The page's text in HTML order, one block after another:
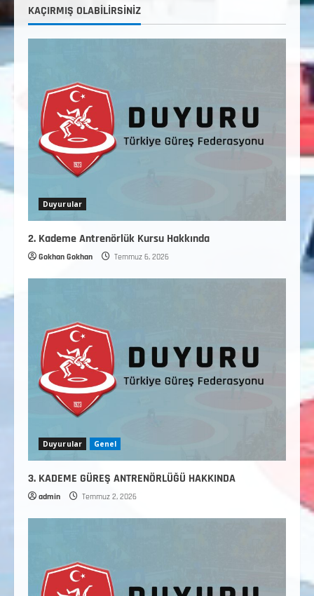
HAKKINDA
Haziran 12, 2026
KAÇIRMIŞ OLABILIRSINIZ
Duyurular
2. Kademe Antrenörlük Kursu Hakkında
Gokhan Gokhan Temmuz 6, 2026
Duyurular Genel
3. KADEME GÜREŞ ANTRENÖRLÜĞÜ HAKKINDA
admin Temmuz 2, 2026